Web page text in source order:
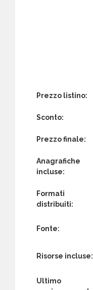
Prezzo listino:
Sconto:
Prezzo finale:
Anagrafiche
incluse:
Formati
distribuiti:
Fonte:
Risorse incluse:
Ultimo